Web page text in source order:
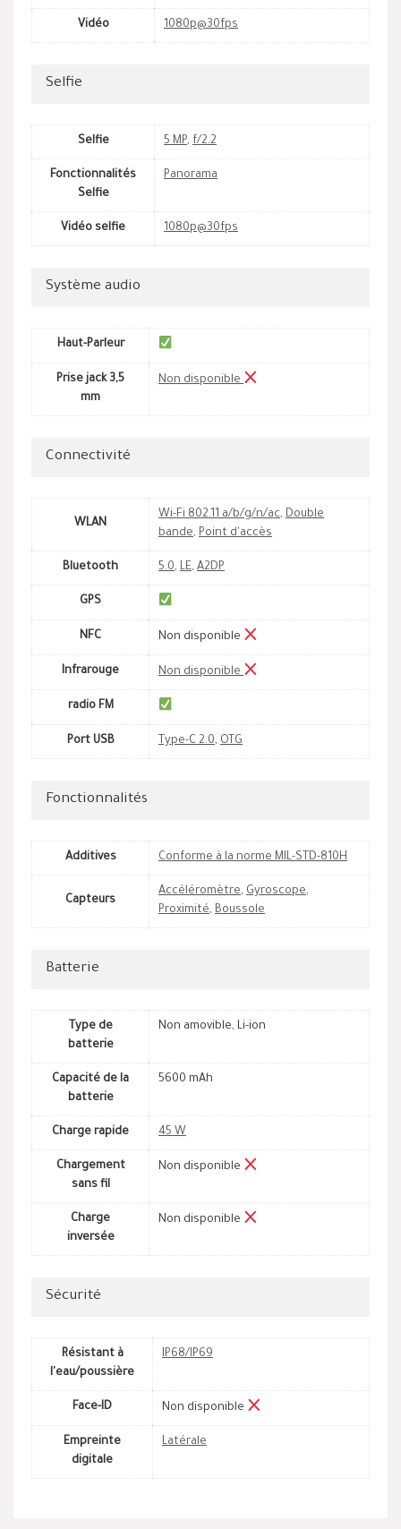
Vidéo 1080p@30fps
Selfie
Selfie 5 MP, f/2.2
Fonctionnalités
Selfie
Panorama
Vidéo selfie 1080p@30fps
Système audio
Haut-Parleur
Prise jack 3,5
mm
Non disponible
Connectivité
WLAN
Wi-Fi 802.11 a/b/g/n/ac, Double
bande, Point d'accès
Bluetooth 5.0, LE, A2DP
GPS
NFC Non disponible
Infrarouge Non disponible
radio FM
Port USB Type-C 2.0, OTG
Fonctionnalités
Additives Conforme à la norme MIL-STD-810H
Capteurs
Accéléromètre, Gyroscope,
Proximité, Boussole
Batterie
Type de
batterie
Non amovible, Li-ion
Capacité de la
batterie
5600 mAh
Charge rapide 45 W
Chargement
sans fil
Non disponible
Charge
inversée
Non disponible
Sécurité
Résistant à
l'eau/poussière
IP68/IP69
Face-ID Non disponible
Empreinte
digitale
Latérale